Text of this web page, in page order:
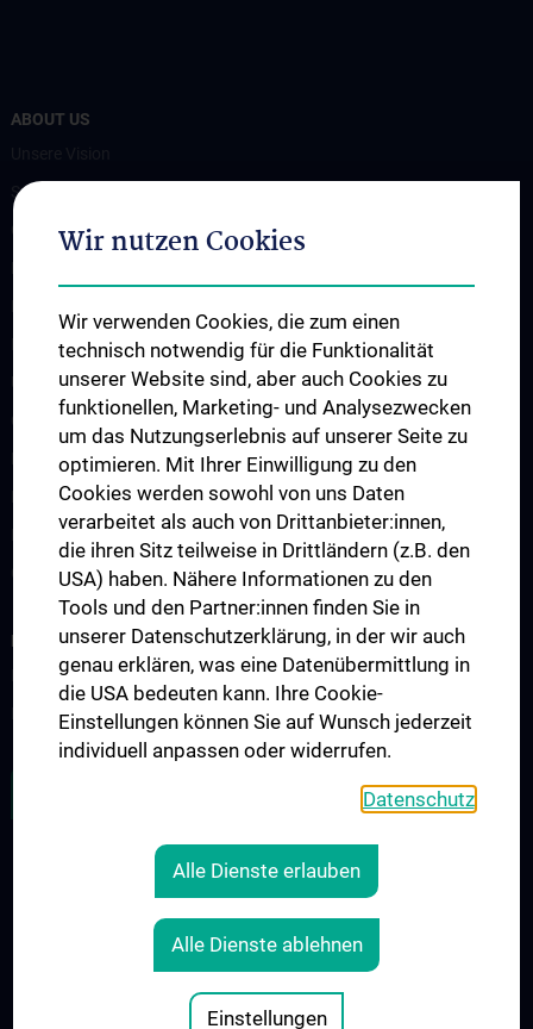
ABOUT US
Spenden. Forschen. Heilen.
Organigramm
Flagship Projekte
Unsere Partnerinstitutionen
CCII-Jahresberichte
Events
Contact
FOR PATIENTS
Informationen für Patient:innen mit Primären Immundefekten
Informationen zum Thema Impfen
COOKIE-EINSTELLUNGEN
Wir nutzen Cookies
Wir verwenden Cookies, die zum einen
technisch notwendig für die Funktionalität
unserer Website sind, aber auch Cookies zu
funktionellen, Marketing- und Analysezwecken
um das Nutzungserlebnis auf unserer Seite zu
optimieren. Mit Ihrer Einwilligung zu den
Cookies werden sowohl von uns Daten
verarbeitet als auch von Drittanbieter:innen,
die ihren Sitz teilweise in Drittländern (z.B. den
USA) haben. Nähere Informationen zu den
Tools und den Partner:innen finden Sie in
unserer Datenschutzerklärung, in der wir auch
genau erklären, was eine Datenübermittlung in
die USA bedeuten kann. Ihre Cookie-
Einstellungen können Sie auf Wunsch jederzeit
individuell anpassen oder widerrufen.
Datenschutz
Alle Dienste erlauben
Alle Dienste ablehnen
Einstellungen